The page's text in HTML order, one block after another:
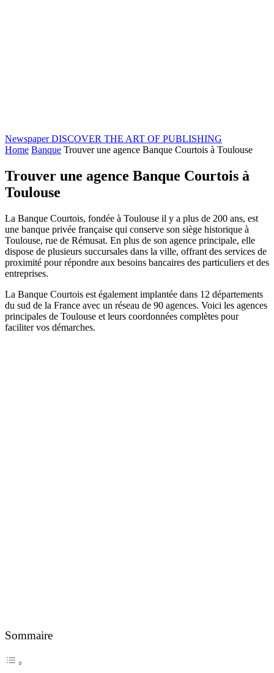
Newspaper DISCOVER THE ART OF PUBLISHING
Home Banque Trouver une agence Banque Courtois à Toulouse
Trouver une agence Banque Courtois à
Toulouse
La Banque Courtois, fondée à Toulouse il y a plus de 200 ans, est
une banque privée française qui conserve son siège historique à
Toulouse, rue de Rémusat. En plus de son agence principale, elle
dispose de plusieurs succursales dans la ville, offrant des services de
proximité pour répondre aux besoins bancaires des particuliers et des
entreprises.
La Banque Courtois est également implantée dans 12 départements
du sud de la France avec un réseau de 90 agences. Voici les agences
principales de Toulouse et leurs coordonnées complètes pour
faciliter vos démarches.
Sommaire